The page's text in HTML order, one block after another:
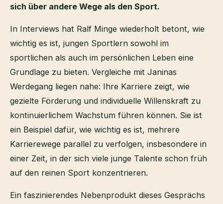
sich über andere Wege als den Sport.
In Interviews hat Ralf Minge wiederholt betont, wie
wichtig es ist, jungen Sportlern sowohl im
sportlichen als auch im persönlichen Leben eine
Grundlage zu bieten. Vergleiche mit Janinas
Werdegang liegen nahe: Ihre Karriere zeigt, wie
gezielte Förderung und individuelle Willenskraft zu
kontinuierlichem Wachstum führen können. Sie ist
ein Beispiel dafür, wie wichtig es ist, mehrere
Karrierewege parallel zu verfolgen, insbesondere in
einer Zeit, in der sich viele junge Talente schon früh
auf den reinen Sport konzentrieren.
Ein faszinierendes Nebenprodukt dieses Gesprächs